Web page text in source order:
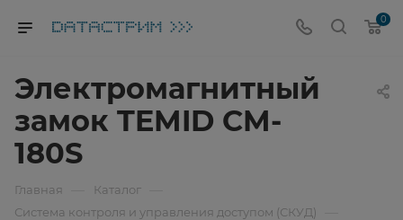
0
Электромагнитный
замок TEMID CM-
180S
Главная Каталог
Система контроля и управления доступом (СКУД)